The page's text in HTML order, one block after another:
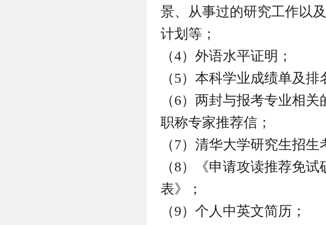
景、从事过的研究工作以
计划等；
（4）外语水平证明；
（5）本科学业成绩单及排
（6）两封与报考专业相
职称专家推荐信；
（7）清华大学研究生招生
（8）《申请攻读推荐免
表》；
（9）个人中英文简历；